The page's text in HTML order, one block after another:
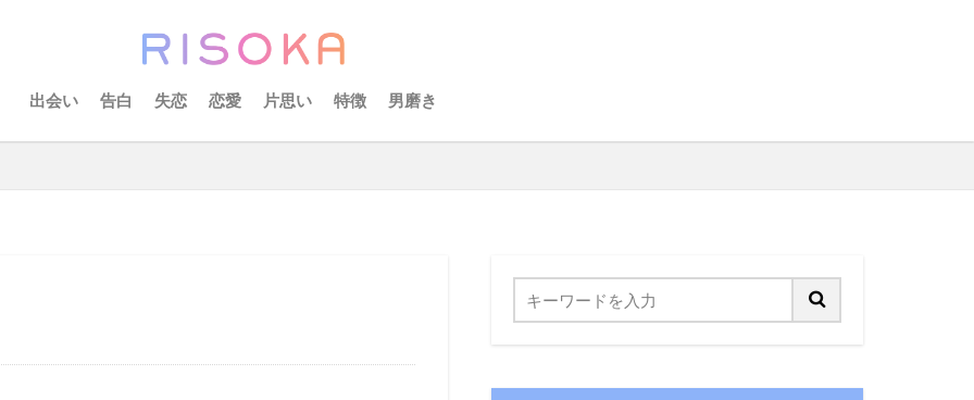
出会い 告白 失恋 恋愛 片思い 特徴 男磨き